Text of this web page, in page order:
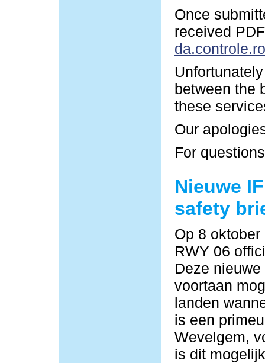
Once
received
between the
these
Our
For
Nieuwe
safety
Op 8
RWY 06
Deze
voortaan
landen
is een
Wevelgem,
is dit